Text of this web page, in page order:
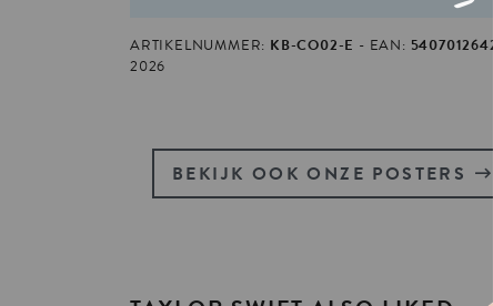
ARTIKELNUMMER: KB-CO02-E EAN:
2026
BEKIJK OOK ONZE POSTERS